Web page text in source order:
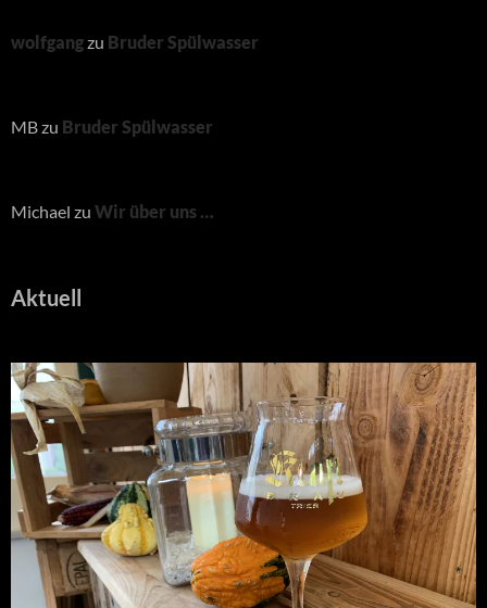
wolfgangzu Bruder Spülwasser
MBzu Bruder Spülwasser
Michael zu Wir über uns …
Aktuell